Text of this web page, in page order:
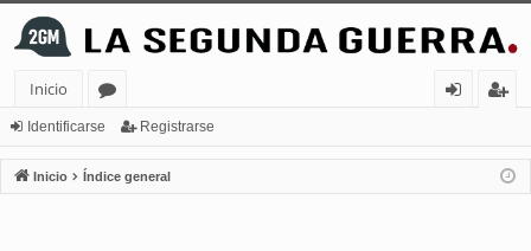
Inicio
or
os
nt
ifi
ist
ra
Identificarse Registrarse
Inicio Índice general